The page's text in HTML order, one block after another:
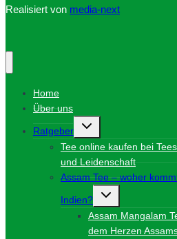
Realisiert von media-next
Home
Über uns
Ratgeber
Untermenü
umschalten
Tee online kaufen bei
und Leidenschaft
Assam Tee – woher
Indien?
Untermenü
umschalten
Assam Mangalam
dem Herzen